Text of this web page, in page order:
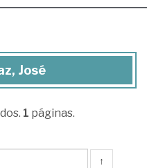
José
1 páginas.
↑